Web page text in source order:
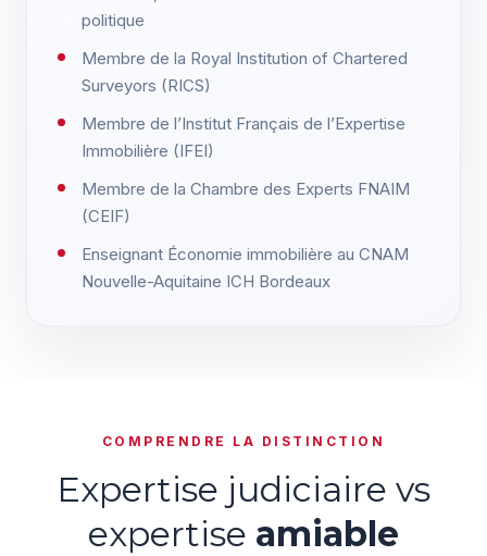
politique
Membre de la Royal Institution of Chartered
Surveyors (RICS)
Membre de l’Institut Français de l’Expertise
Immobilière (IFEI)
Membre de la Chambre des Experts FNAIM
(CEIF)
Enseignant Économie immobilière au CNAM
Nouvelle-Aquitaine ICH Bordeaux
COMPRENDRE LA DISTINCTION
Expertise judiciaire vs
expertise amiable